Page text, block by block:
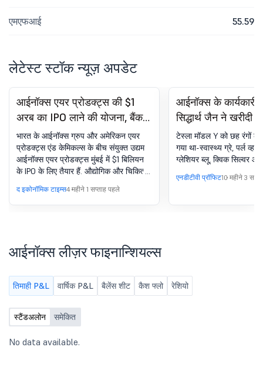
एमएफआई 55.59
लेटेस्ट स्टॉक न्यूज़ अपडेट
आईनॉक्स एयर प्रोडक्ट्स की $1
अरब का IPO लाने की योजना, बैंकरों
की नियुक्ति
भारत के आईनॉक्स ग्रुप और अमेरिकन एयर
प्रोडक्ट्स एंड केमिकल्स के बीच संयुक्त उद्यम
आईनॉक्स एयर प्रोडक्ट्स मुंबई में $1 बिलियन
के IPO के लिए तैयार हैं. औद्योगिक और चिकित्सा
गैस निर्माता ने ऑफर को मैनेज करने के लिए
कोटक, जेपी मॉर्गन और सिटी को नियुक्त किया
है.
द इकोनॉमिक टाइम्स4 महीने 1 सप्ताह पहले
आईनॉक्स के कार्यकारी
सिद्धार्थ जैन ने खरीदी
पहली टेस्ला EV: 'यह
मस्क'
टेस्ला मॉडल Y को छह रंगों के
गया था-स्वास्थ्य ग्रे, पर्ल
ग्लेशियर ब्लू, क्विक सिल्वर
एनडीटीवी प्रॉफिट10 महीने 3
आईनॉक्स लीज़र फाइनान्शियल्स
तिमाही P&L वार्षिक P&L बैलेंस शीट कैश फ्लो रेशियो
स्टैंडअलोन समेकित
No data available.